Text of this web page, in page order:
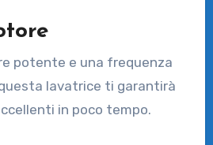
potente e una frequenza
lavatrice ti garantirà
in poco tempo.